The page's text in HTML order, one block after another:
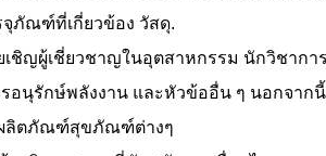
ภัณฑ์ที่เกี่ยวข้อง วัสดุ.
ชิญผู้เชี่ยวชาญในอุตสาหกรรม นักวิชากา
อนุรักษ์พลังงาน และหัวข้ออื่น ๆ นอกจาก
ผลิตภัณฑ์สุขภัณฑ์ต่างๆ